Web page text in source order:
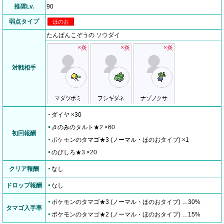
推奨Lv. 90
弱点タイプ ほのお
対戦相手
たんぱんこぞうの ソウダイ
マダツボミ
×炎
フシギダネ
×炎
ナゾノクサ
×炎
初回報酬
ダイヤ ×30
きのみのタルト★2 ×60
ポケモンのタマゴ★3 (ノーマル・ほのおタイプ) ×1
のびしろ★3 ×20
クリア報酬 なし
ドロップ報酬 なし
タマゴ入手率
ポケモンのタマゴ★3 (ノーマル・ほのおタイプ) …30%
ポケモンのタマゴ★2 (ノーマル・ほのおタイプ) …15%